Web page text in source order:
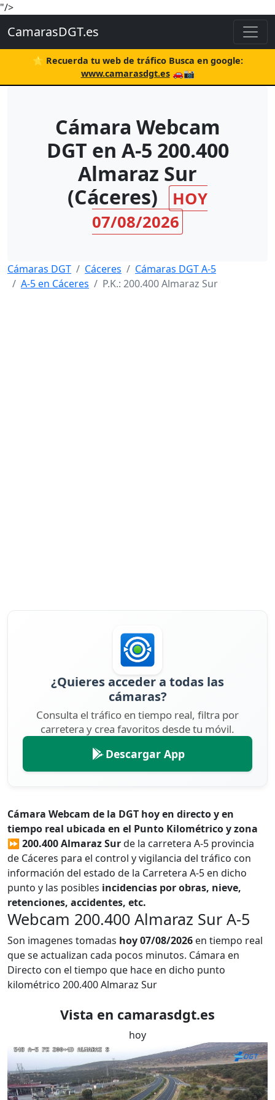
"/>
CamarasDGT.es
⭐ Recuerda tu web de tráfico Busca en google:
www.camarasdgt.es🚗📸
Cámara Webcam
DGT en A-5 200.400
Almaraz Sur
(Cáceres)
HOY
07/08/2026
Cámaras DGT Cáceres
Cámaras DGT A-5
A-5 en Cáceres
P.K.: 200.400 Almaraz Sur
¿Quieres acceder a todas las
cámaras?
Consulta el tráfico en tiempo real, filtra por
carretera y crea favoritos desde tu móvil.
Descargar App
Cámara Webcam de la DGT hoy en directo y en
tiempo real ubicada en el Punto Kilométrico y zona
⏩ 200.400 Almaraz Surde la carretera A-5 provincia
de Cáceres para el control y vigilancia del tráfico con
información del estado de la Carretera A-5 en dicho
punto y las posibles incidencias por obras, nieve,
retenciones, accidentes, etc.
Webcam 200.400 Almaraz Sur A-5
Son imagenes tomadas hoy 07/08/2026 en tiempo real
que se actualizan cada pocos minutos. Cámara en
Directo con el tiempo que hace en dicho punto
kilométrico 200.400 Almaraz Sur
Vista en camarasdgt.es
hoy